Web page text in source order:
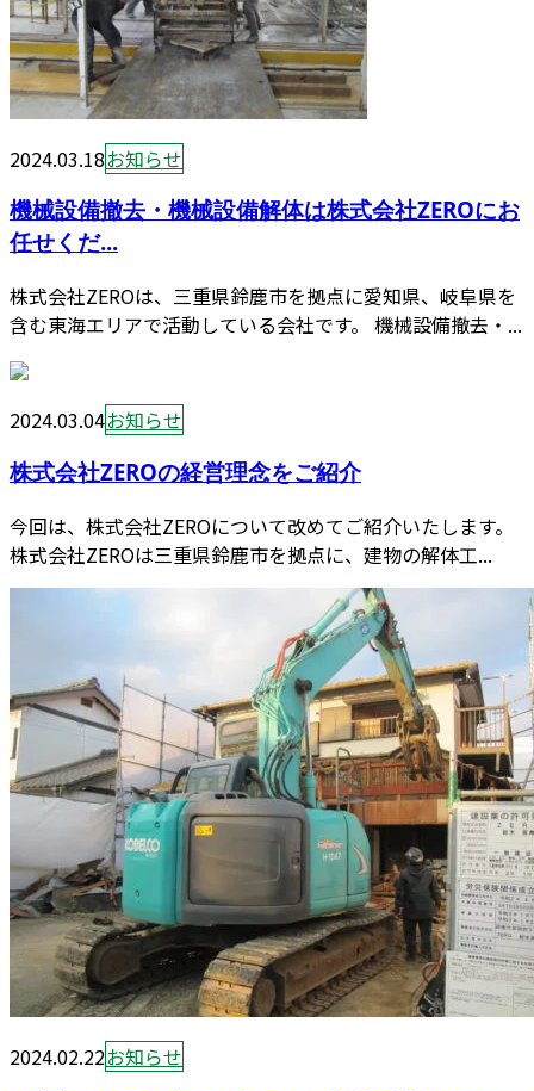
2024.03.18お知らせ
機械設備撤去・機械設備解体は株式会社ZEROにお
任せくだ...
株式会社ZEROは、三重県鈴鹿市を拠点に愛知県、岐阜県を
含む東海エリアで活動している会社です。 機械設備撤去・...
2024.03.04お知らせ
株式会社ZEROの経営理念をご紹介
今回は、株式会社ZEROについて改めてご紹介いたします。
株式会社ZEROは三重県鈴鹿市を拠点に、建物の解体工...
2024.02.22お知らせ